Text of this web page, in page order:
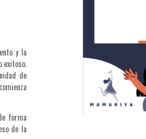
y la
exitoso.
de
forma
de la